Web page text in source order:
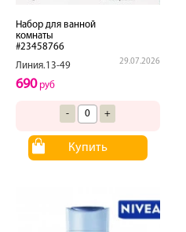
Набор для ванной
комнаты
#23458766
Линия.13-49
29.07.2026
690руб
- +
Купить